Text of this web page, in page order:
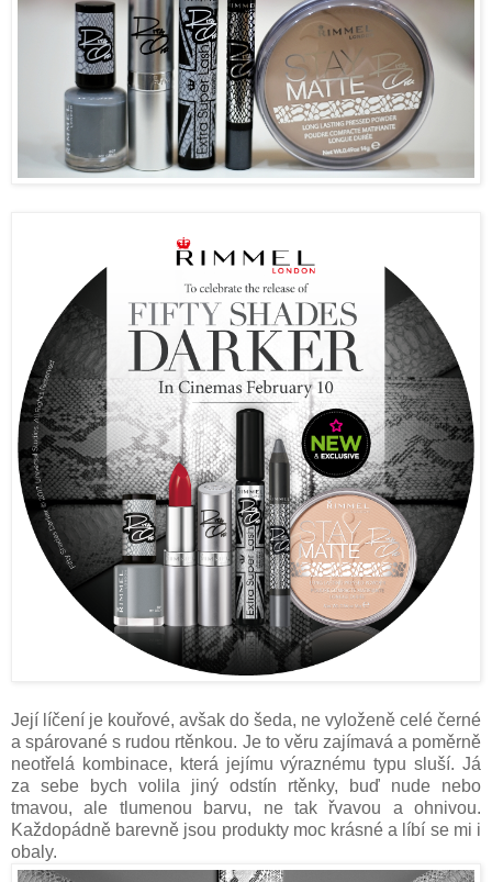
Její líčení je kouřové, avšak do šeda, ne vyloženě celé černé
a spárované s rudou rtěnkou. Je to věru zajímavá a poměrně
neotřelá kombinace, která jejímu výraznému typu sluší. Já
za sebe bych volila jiný odstín rtěnky, buď nude nebo
tmavou, ale tlumenou barvu, ne tak řvavou a ohnivou.
Každopádně barevně jsou produkty moc krásné a líbí se mi i
obaly.